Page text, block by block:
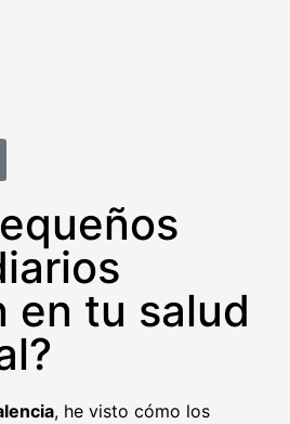
en tu salud
, he visto cómo los